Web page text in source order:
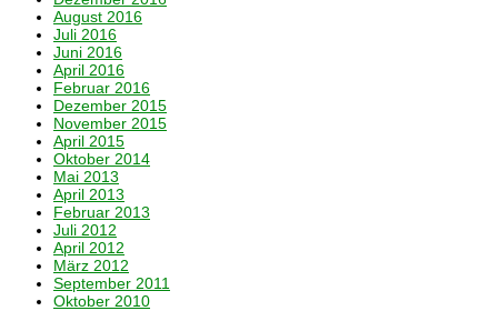
August 2016
Juli 2016
Juni 2016
April 2016
Februar 2016
Dezember 2015
November 2015
April 2015
Oktober 2014
Mai 2013
April 2013
Februar 2013
Juli 2012
April 2012
März 2012
September 2011
Oktober 2010